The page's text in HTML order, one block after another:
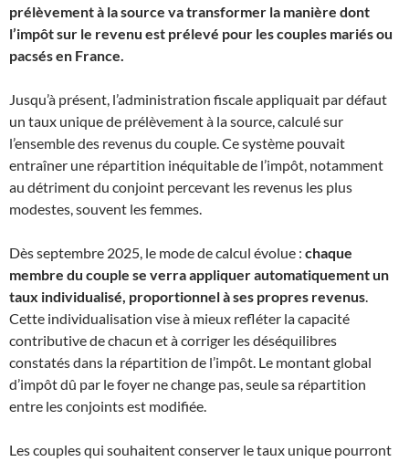
prélèvement à la source va transformer la manière dont
l’impôt sur le revenu est prélevé pour les couples mariés ou
pacsés en France.
Jusqu’à présent, l’administration fiscale appliquait par défaut
un taux unique de prélèvement à la source, calculé sur
l’ensemble des revenus du couple. Ce système pouvait
entraîner une répartition inéquitable de l’impôt, notamment
au détriment du conjoint percevant les revenus les plus
modestes, souvent les femmes.
Dès septembre 2025, le mode de calcul évolue : chaque
membre du couple se verra appliquer automatiquement un
taux individualisé, proportionnel à ses propres revenus.
Cette individualisation vise à mieux refléter la capacité
contributive de chacun et à corriger les déséquilibres
constatés dans la répartition de l’impôt. Le montant global
d’impôt dû par le foyer ne change pas, seule sa répartition
entre les conjoints est modifiée.
Les couples qui souhaitent conserver le taux unique pourront